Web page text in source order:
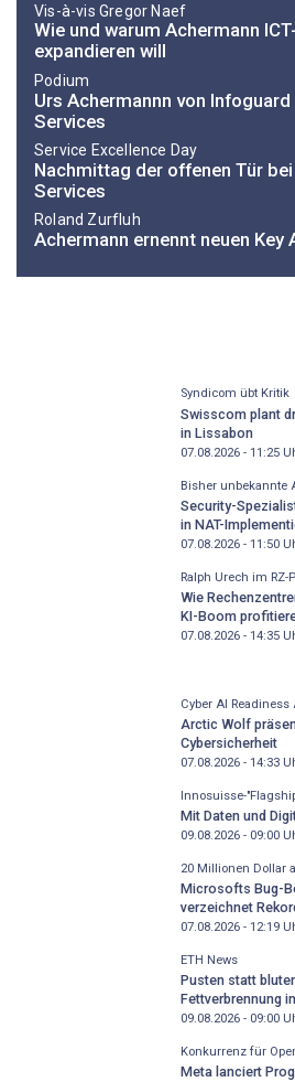
Vis-à-vis Gregor Naef
Wie und warum Achermann
expandieren will
Podium
Urs Achermannn von
Services
Service Excellence Day
Nachmittag der offenen Tür
Services
Roland Zurfluh
Achermann ernennt neuen Key
Syndicom übt Kritik
Swisscom plant
in Lissabon
07.08.2026 - 11:25
Bisher unbekannte
Security-
in NAT-
07.08.2026 - 11:50
Ralph Urech im RZ-
Wie
KI-Boom
07.08.2026 - 14:35
Cyber AI Readiness
Arctic Wolf
Cybersicherheit
07.08.2026 - 14:33
Innosuisse-
Mit Daten und
09.08.2026 - 09:00
20 Millionen Dollar
Microsofts Bug-
verzeichnet
07.08.2026 - 12:19
ETH News
Pusten statt
Fettverbrennung
09.08.2026 - 09:00
Konkurrenz für
Meta lanciert